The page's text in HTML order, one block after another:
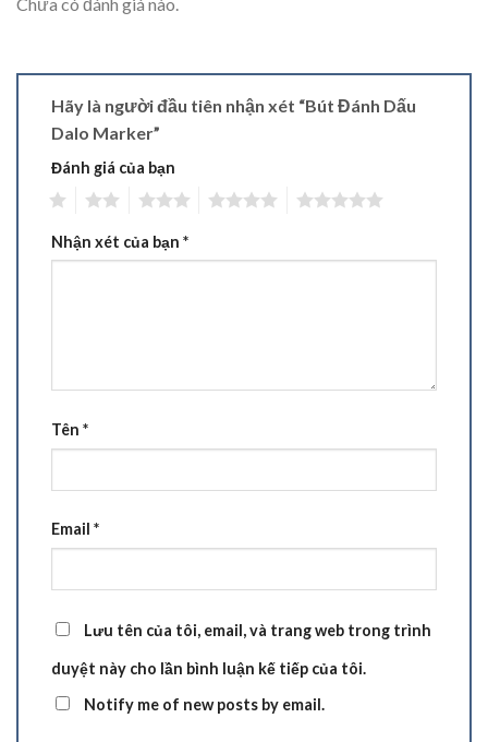
Hãy là người đầu tiên nhận xét “Bút Đánh Dấu
Dalo Marker”
Đánh giá của bạn
Nhận xét của bạn *
Tên *
Email *
Lưu tên của tôi, email, và trang web trong trình
duyệt này cho lần bình luận kế tiếp của tôi.
Notify me of new posts by email.